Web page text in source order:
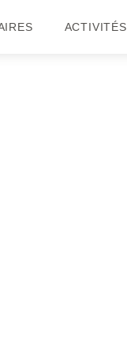
ACTIVITÉS